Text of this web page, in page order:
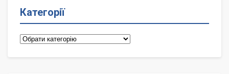
Категорії
Категорії